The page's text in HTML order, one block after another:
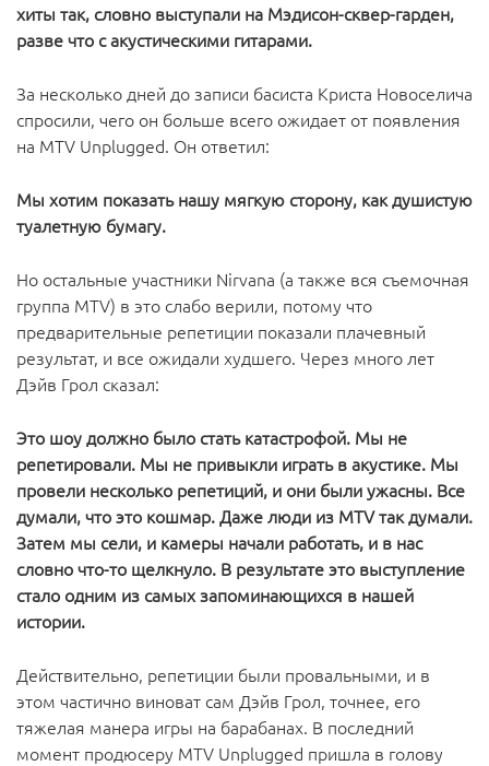
хиты так, словно выступали на Мэдисон-сквер-гарден,
разве что с акустическими гитарами.
За несколько дней до записи басиста Криста Новоселича
спросили, чего он больше всего ожидает от появления
на MTV Unplugged. Он ответил:
Мы хотим показать нашу мягкую сторону, как душистую
туалетную бумагу.
Но остальные участники Nirvana (а также вся съемочная
группа MTV) в это слабо верили, потому что
предварительные репетиции показали плачевный
результат, и все ожидали худшего. Через много лет
Дэйв Грол сказал:
Это шоу должно было стать катастрофой. Мы не
репетировали. Мы не привыкли играть в акустике. Мы
провели несколько репетиций, и они были ужасны. Все
думали, что это кошмар. Даже люди из MTV так думали.
Затем мы сели, и камеры начали работать, и в нас
словно что-то щелкнуло. В результате это выступление
стало одним из самых запоминающихся в нашей
истории.
Действительно, репетиции были провальными, и в
этом частично виноват сам Дэйв Грол, точнее, его
тяжелая манера игры на барабанах. В последний
момент продюсеру MTV Unplugged пришла в голову